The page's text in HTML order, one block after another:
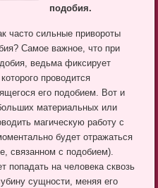
подобия.
часто сильные привороты
Самое важное, что при
ведьма фиксирует
проводится
его подобием. Вот и
материальных или
магическую работу с
будет отражаться
связанном с подобием).
попадать на человека сквозь
сущности, меняя его